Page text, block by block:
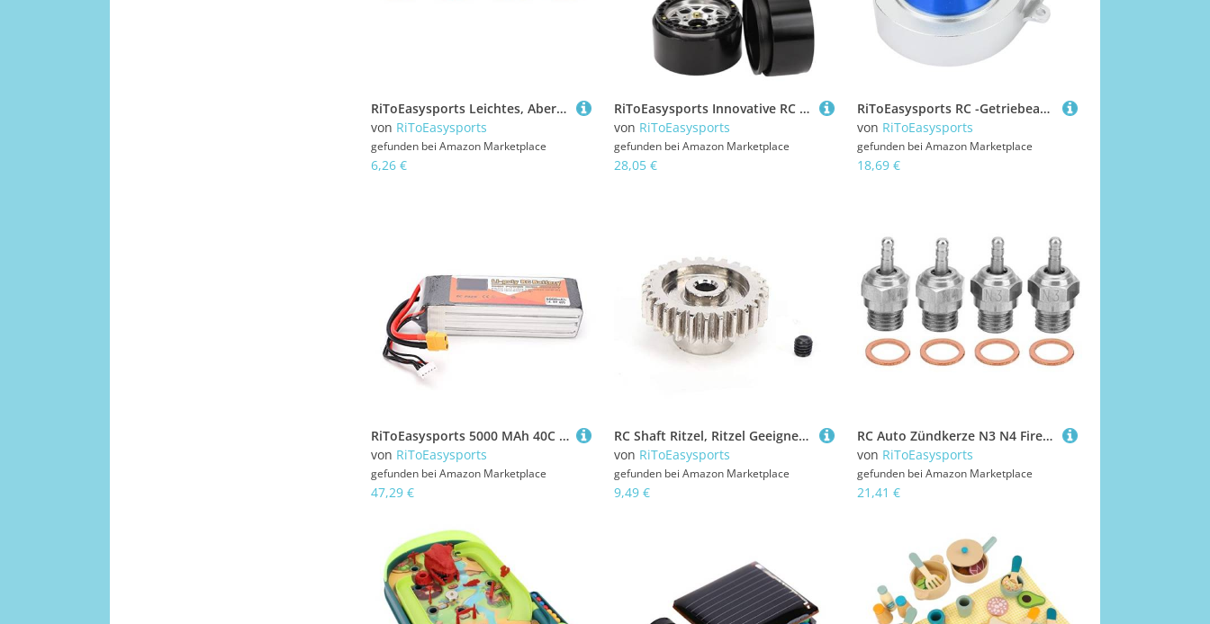
RiToEasysports Leichtes, Aber Haltbarer Sechskantrad -Hub -Adapter, Einfaches Upgrade, Aluminiumlegierung mit Verbessertem Haltbarkeit, Schlank (Blue)
von RiToEasysports
gefunden bei Amazon Marketplace
6,26 €
RiToEasysports Innovative RC -RC -RAMS Rime, Hochfestes Material, Einzigartiger Druckring, Spezifisch Gestaltete, Modernes Technologisches Design mit Dreieck Perforation Erhöht Sich
von RiToEasysports
gefunden bei Amazon Marketplace
28,05 €
RiToEasysports RC -Getriebeabdeckung für Professionelle Qualität, Verbesserte Leistung und Haltbarkeit für Slash 2WD LY27, aus Aluminiumlegierung, Getriebeabdeckung, Hergestellt (Blue)
von RiToEasysports
gefunden bei Amazon Marketplace
18,69 €
RiToEasysports 5000 MAh 40C 4S XT60-Stecker-Lithium-Akku, Extra Lange Arbeitszeiten Hochleistungs-Lipo-Akku für FPV Racing Drone RC Quadcopter-Flugzeuge
von RiToEasysports
gefunden bei Amazon Marketplace
47,29 €
RC Shaft Ritzel, Ritzel Geeignet für 1/14 144001 Fernbedienung Modellauto Upgrade Ersatzteile, Fernbedienung Modellauto Upgrade Ersatzteile(Silber A959-B-15S)
von RiToEasysports
gefunden bei Amazon Marketplace
9,49 €
RC Auto Zündkerze N3 N4 Fire Head Zündkerze Kompatibel mit HSP Methanol Motor RC Auto Ersatz Zubehörteil Zubehör Für Modellautos Modellspielzeug
von RiToEasysports
gefunden bei Amazon Marketplace
21,41 €